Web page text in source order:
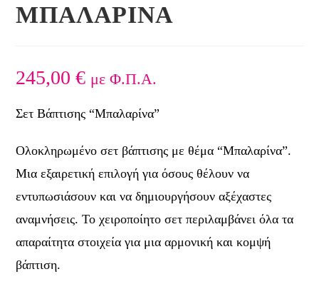
ΜΠΑΛΑΡΙΝΑ
245,00€ με Φ.Π.Α.
Σετ Βάπτισης “Μπαλαρίνα”
Ολοκληρωμένο σετ βάπτισης με θέμα “Μπαλαρίνα”.
Μια εξαιρετική επιλογή για όσους θέλουν να
εντυπωσιάσουν και να δημιουργήσουν αξέχαστες
αναμνήσεις. Το χειροποίητο σετ περιλαμβάνει όλα τα
απαραίτητα στοιχεία για μια αρμονική και κομψή
βάπτιση.